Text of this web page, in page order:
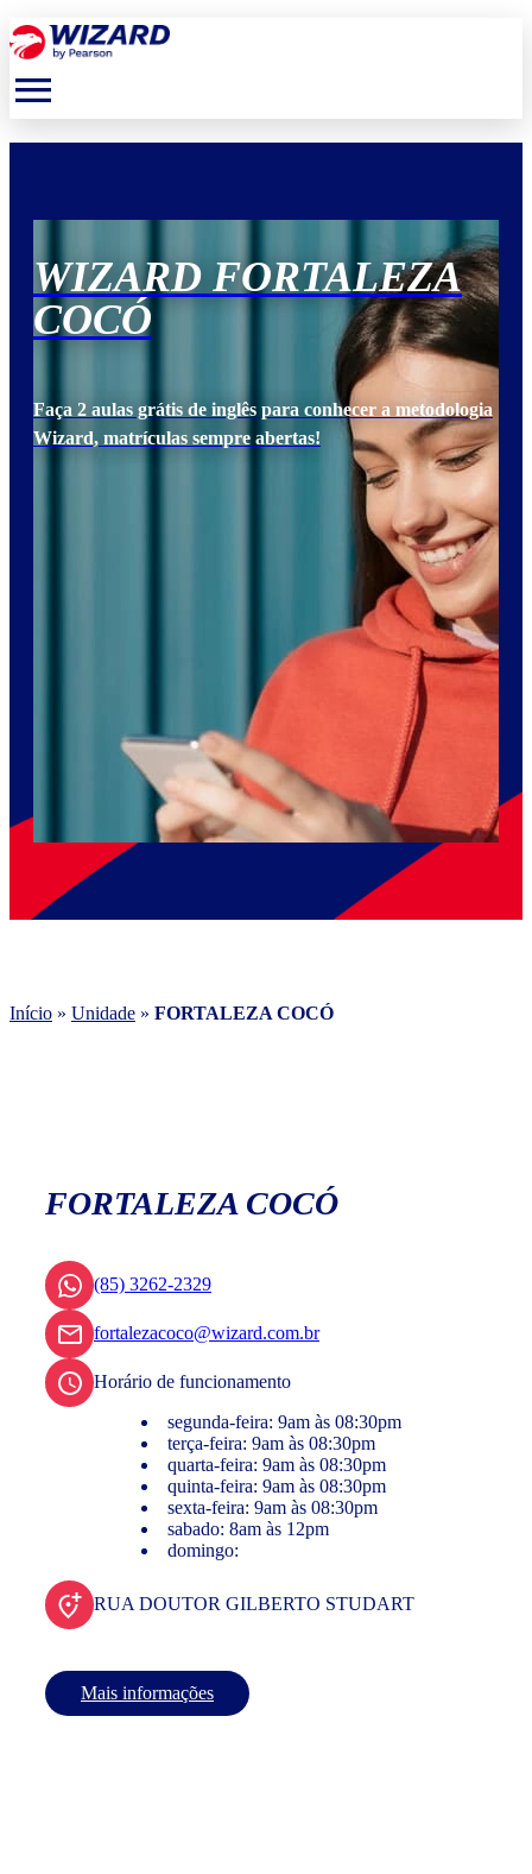
menu
WIZARD FORTALEZA
COCÓ
Faça 2 aulas grátis de inglês para conhecer a metodologia
Wizard, matrículas sempre abertas!
Início » Unidade » FORTALEZA COCÓ
FORTALEZA COCÓ
(85) 3262-2329
fortalezacoco@wizard.com.br
Horário de funcionamento
segunda-feira: 9am às 08:30pm
terça-feira: 9am às 08:30pm
quarta-feira: 9am às 08:30pm
quinta-feira: 9am às 08:30pm
sexta-feira: 9am às 08:30pm
sabado: 8am às 12pm
domingo:
RUA DOUTOR GILBERTO STUDART
Mais informações